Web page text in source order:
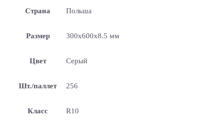
Страна Польша
Размер 300x600x8.5 мм
Цвет Серый
Шт./паллет 256
Класс R10